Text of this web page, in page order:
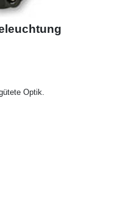
Optik.